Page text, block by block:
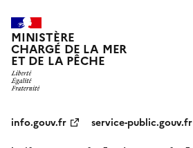
MINISTÈRE
CHARGÉ DE LA MER
ET DE LA PÊCHE
info.gouv.fr
service-public.gouv.fr